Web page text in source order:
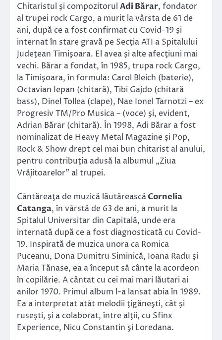
Chitaristul şi compozitorul Adi Bărar, fondator
al trupei rock Cargo, a murit la vârsta de 61 de
ani, după ce a fost confirmat cu Covid-19 şi
internat în stare gravă pe Secţia ATI a Spitalului
Judeţean Timişoara. El avea şi alte afecţiuni mai
vechi. Bărar a fondat, în 1985, trupa rock Cargo,
la Timişoara, în formula: Carol Bleich (baterie),
Octavian Iepan (chitară), Tibi Gajdo (chitară
bass), Dinel Tollea (clape), Nae Ionel Tarnotzi – ex
Progresiv TM/Pro Musica – (voce) şi, evident,
Adrian Bărar (chitară). În 1998, Adi Bărar a fost
nominalizat de Heavy Metal Magazine şi Pop,
Rock & Show drept cel mai bun chitarist al anului,
pentru contribuţia adusă la albumul „Ziua
Vrăjitoarelor” al trupei.
Cântăreaţa de muzică lăutăreascăCornelia
Catanga, în vârstă de 63 de ani, a murit la
Spitalul Universitar din Capitală, unde era
internată după ce a fost diagnosticată cu Covid-
19. Inspirată de muzica unora ca Romica
Puceanu, Dona Dumitru Siminică, Ioana Radu şi
Maria Tănase, ea a început să cânte la acordeon
în copilărie. A cântat cu cei mai mari lăutari ai
anilor 1970. Primul album l-a lansat abia în 1989.
Ea a interpretat atât melodii ţigăneşti, cât şi
ruseşti, şi a colaborat, între alţii, cu Sfinx
Experience, Nicu Constantin şi Loredana.